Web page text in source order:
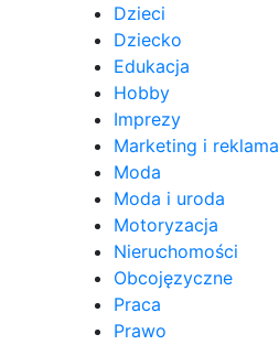
Dzieci
Dziecko
Edukacja
Hobby
Imprezy
Marketing i reklama
Moda
Moda i uroda
Motoryzacja
Nieruchomości
Obcojęzyczne
Praca
Prawo